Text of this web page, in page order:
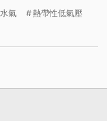
水氣
熱帶性低氣壓